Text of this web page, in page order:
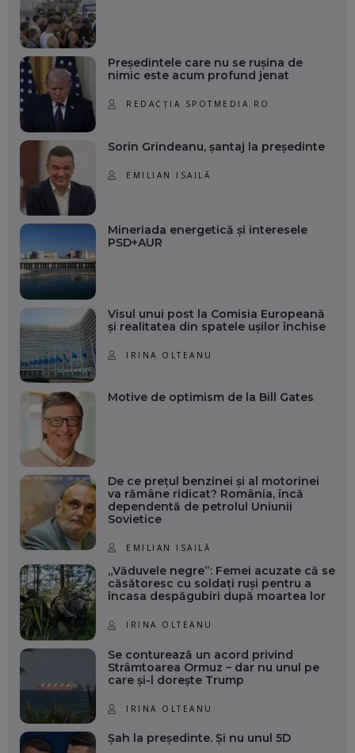
Președintele care nu se rușina de
nimic este acum profund jenat
REDACȚIA SPOTMEDIA.RO
Sorin Grindeanu, șantaj la președinte
EMILIAN ISAILĂ
Mineriada energetică și interesele
PSD+AUR
Visul unui post la Comisia Europeană
și realitatea din spatele ușilor închise
IRINA OLTEANU
Motive de optimism de la Bill Gates
De ce prețul benzinei și al motorinei
va rămâne ridicat? România, încă
dependentă de petrolul Uniunii
Sovietice
EMILIAN ISAILĂ
„Văduvele negre”: Femei acuzate că se
căsătoresc cu soldați ruși pentru a
încasa despăgubiri după moartea lor
IRINA OLTEANU
Se conturează un acord privind
Strâmtoarea Ormuz – dar nu unul pe
care și-l dorește Trump
IRINA OLTEANU
Șah la președinte. Și nu unul 5D